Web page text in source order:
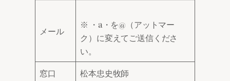
メール
※ ・a・を@（アットマー
ク）に変えてご送信くださ
い。
窓口
松本忠史牧師